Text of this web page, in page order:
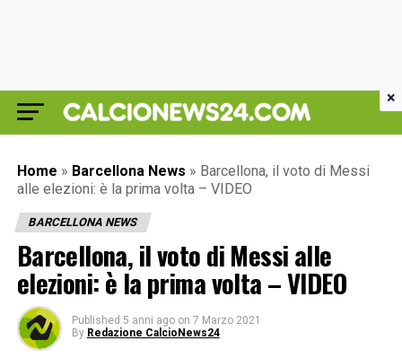
Home » Barcellona News » Barcellona, il voto di Messi
alle elezioni: è la prima volta – VIDEO
BARCELLONA NEWS
Barcellona, il voto di Messi alle
elezioni: è la prima volta – VIDEO
Published 5 anni ago on 7 Marzo 2021
By Redazione CalcioNews24
×